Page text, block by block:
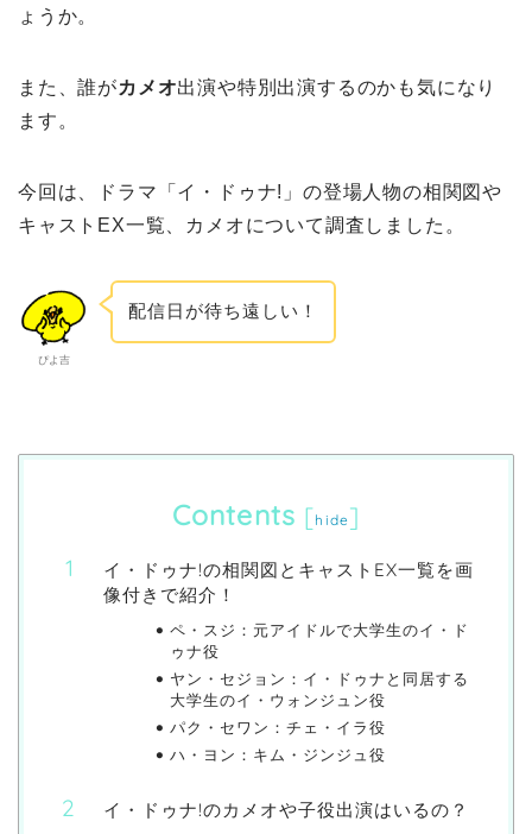
ょうか。
また、誰がカメオ出演や特別出演するのかも気になり
ます。
今回は、ドラマ「イ・ドゥナ!」の登場人物の相関図や
キャストEX一覧、カメオについて調査しました。
ぴよ吉
配信日が待ち遠しい！
Contents [hide]
イ・ドゥナ!の相関図とキャストEX一覧を画
像付きで紹介！
ペ・スジ：元アイドルで大学生のイ・ド
ゥナ役
ヤン・セジョン：イ・ドゥナと同居する
大学生のイ・ウォンジュン役
パク・セワン：チェ・イラ役
ハ・ヨン：キム・ジンジュ役
イ・ドゥナ!のカメオや子役出演はいるの？